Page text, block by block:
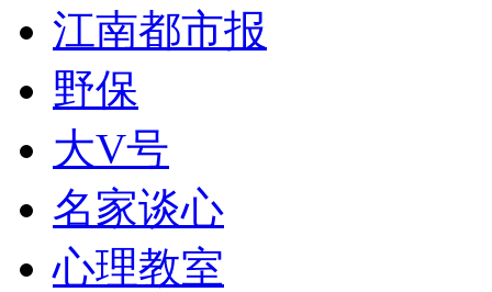
江南都市报
野保
大V号
名家谈心
心理教室